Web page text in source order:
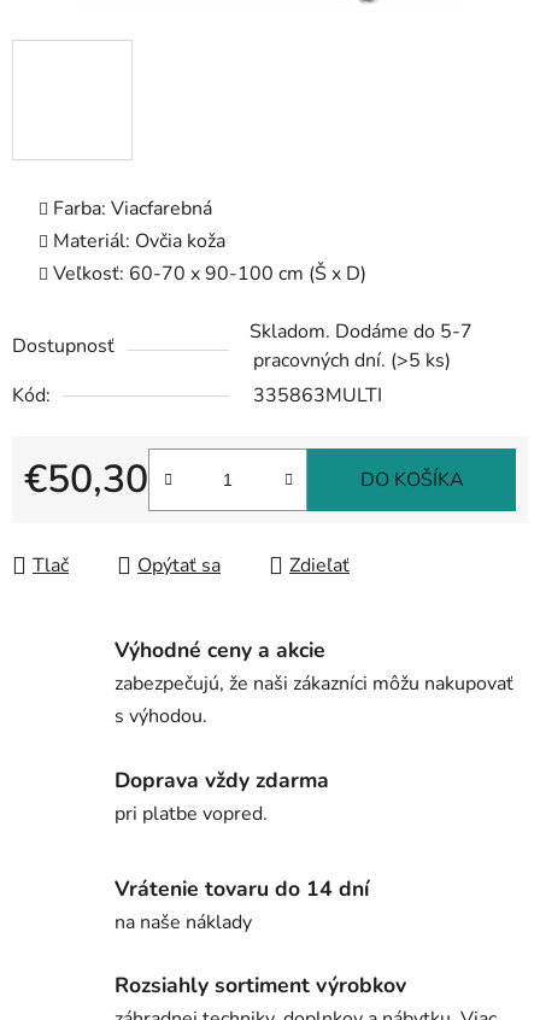
Farba: Viacfarebná
Materiál: Ovčia koža
Veľkosť: 60-70 x 90-100 cm (Š x D)
Dostupnosť
Skladom. Dodáme do 5-7
pracovných dní. (>5 ks)
Kód:
335863MULTI
€50,30
Jednotková cena:
DO KOŠÍKA
Tlač Opýtať sa Zdieľať
Výhodné ceny a akcie
zabezpečujú, že naši zákazníci môžu nakupovať
s výhodou.
Doprava vždy zdarma
pri platbe vopred.
Vrátenie tovaru do 14 dní
na naše náklady
Rozsiahly sortiment výrobkov